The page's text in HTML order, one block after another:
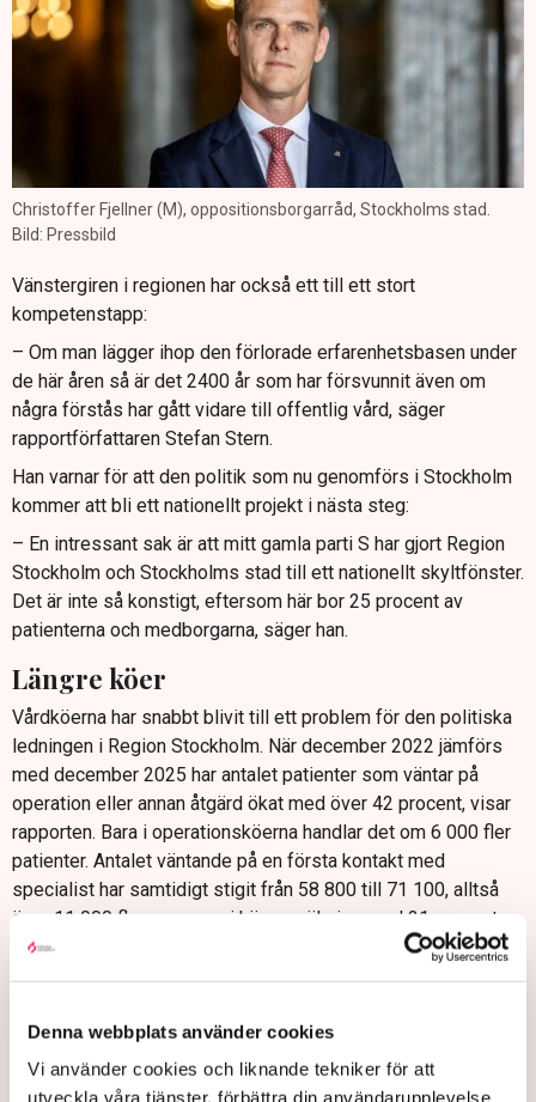
Denna webbplats använder cookies
Vi använder cookies och liknande tekniker för att
utveckla våra tjänster, förbättra din användarupplevelse
Christoffer Fjellner (M), oppositionsborgarråd, Stockholms stad.
Bild: Pressbild
Vänstergiren i regionen har också ett till ett stort
kompetenstapp:
– Om man lägger ihop den förlorade erfarenhetsbasen under
de här åren så är det 2400 år som har försvunnit även om
några förstås har gått vidare till offentlig vård, säger
rapportförfattaren Stefan Stern.
Han varnar för att den politik som nu genomförs i Stockholm
kommer att bli ett nationellt projekt i nästa steg:
– En intressant sak är att mitt gamla parti S har gjort Region
Stockholm och Stockholms stad till ett nationellt skyltfönster.
Det är inte så konstigt, eftersom här bor 25 procent av
patienterna och medborgarna, säger han.
Längre köer
Vårdköerna har snabbt blivit till ett problem för den politiska
ledningen i Region Stockholm. När december 2022 jämförs
med december 2025 har antalet patienter som väntar på
operation eller annan åtgärd ökat med över 42 procent, visar
rapporten. Bara i operationsköerna handlar det om 6 000 fler
patienter. Antalet väntande på en första kontakt med
specialist har samtidigt stigit från 58 800 till 71 100, alltså
över 11 000 fler personer i kö – en ökning med 21 procent.
Ser man på perioden januari 2023 till januari 2026 har
vårdköerna till åtgärd och operation vuxit med 26 procent.
är 27 procent fler, medan antalet som väntat mer än 90 dagar
på första specialistkontakt har ökat med 32 procent.